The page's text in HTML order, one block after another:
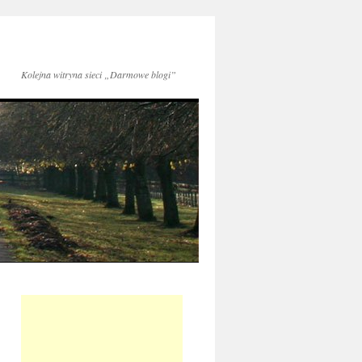
Kolejna witryna sieci „Darmowe blogi”